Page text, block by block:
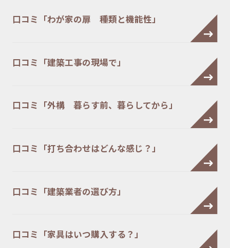
口コミ「わが家の扉 種類と機能性」
口コミ「建築工事の現場で」
口コミ「外構 暮らす前、暮らしてから」
口コミ「打ち合わせはどんな感じ？」
口コミ「建築業者の選び方」
口コミ「家具はいつ購入する？」